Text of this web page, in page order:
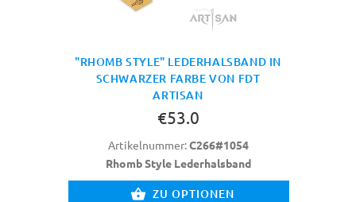
"RHOMB STYLE" LEDERHALSBAND IN
SCHWARZER FARBE VON FDT
ARTISAN
€53.0
Artikelnummer:C266#1054
Rhomb Style Lederhalsband
ZU OPTIONEN